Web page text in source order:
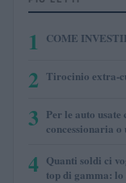
1 COME
2 Tirocinio extra-
3 Per le auto
concessionaria o
4 Quanti soldi ci
top di gamma: